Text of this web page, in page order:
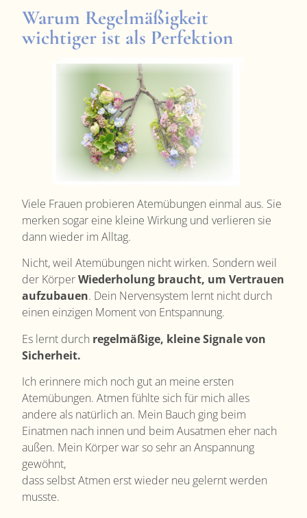
Warum Regelmäßigkeit
wichtiger ist als Perfektion
Viele Frauen probieren Atemübungen einmal aus. Sie
merken sogar eine kleine Wirkung und verlieren sie
dann wieder im Alltag.
Nicht, weil Atemübungen nicht wirken. Sondern weil
der KörperWiederholung braucht, um Vertrauen
aufzubauen. Dein Nervensystem lernt nicht durch
einen einzigen Moment von Entspannung.
Es lernt durch regelmäßige, kleine Signale von
Sicherheit.
Ich erinnere mich noch gut an meine ersten
Atemübungen. Atmen fühlte sich für mich alles
andere als natürlich an. Mein Bauch ging beim
Einatmen nach innen und beim Ausatmen eher nach
außen. Mein Körper war so sehr an Anspannung
gewöhnt,
dass selbst Atmen erst wieder neu gelernt werden
musste.